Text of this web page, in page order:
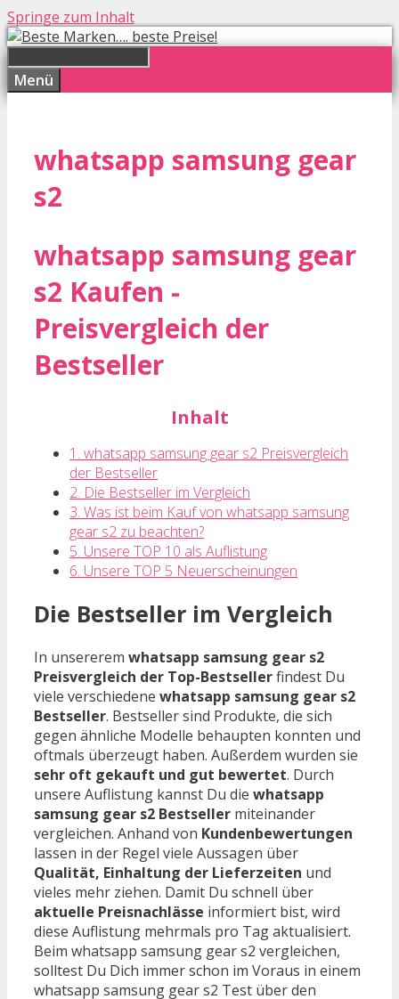
Springe zum Inhalt
Menü
whatsapp samsung gear
s2
whatsapp samsung gear
s2 Kaufen -
Preisvergleich der
Bestseller
Inhalt
1. whatsapp samsung gear s2 Preisvergleich
der Bestseller
2. Die Bestseller im Vergleich
3. Was ist beim Kauf von whatsapp samsung
gear s2 zu beachten?
5. Unsere TOP 10 als Auflistung
6. Unsere TOP 5 Neuerscheinungen
Die Bestseller im Vergleich
In unsererem whatsapp samsung gear s2
Preisvergleich der Top-Bestsellerfindest Du
viele verschiedene whatsapp samsung gear s2
Bestseller. Bestseller sind Produkte, die sich
gegen ähnliche Modelle behaupten konnten und
oftmals überzeugt haben. Außerdem wurden sie
sehr oft gekauft und gut bewertet. Durch
unsere Auflistung kannst Du die whatsapp
samsung gear s2 Bestseller miteinander
vergleichen. Anhand von Kundenbewertungen
lassen in der Regel viele Aussagen über
Qualität, Einhaltung der Lieferzeiten und
vieles mehr ziehen. Damit Du schnell über
aktuelle Preisnachlässe informiert bist, wird
diese Auflistung mehrmals pro Tag aktualisiert.
Beim whatsapp samsung gear s2 vergleichen,
solltest Du Dich immer schon im Voraus in einem
whatsapp samsung gear s2 Test über den